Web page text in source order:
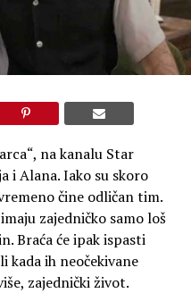
na kanalu Star
i Alana. Iako su skoro
čine odličan tim.
zajedničko samo loš
Braća će ipak ispasti
kada ih neočekivane
zajednički život.